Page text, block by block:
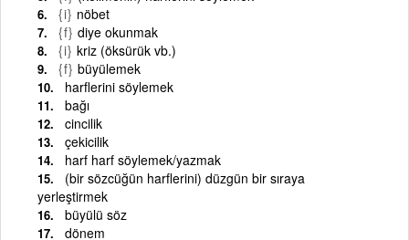
{i} nöbet
{f} diye okunmak
{i} kriz (öksürük vb.)
{f} büyülemek
harflerini söylemek
bağı
cincilik
çekicilik
harf harf söylemek/yazmak
(bir sözcüğün harflerini) düzgün bir sıraya
yerleştirmek
büyülü söz
dönem